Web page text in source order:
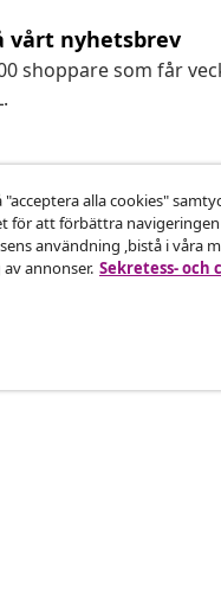
vårt nyhetsbrev
shoppare som får
om uttag för din
alla cookies"
för att förbättra
användning ,bistå i våra
annonser. Sekretess- och